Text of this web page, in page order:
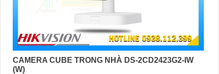
CAMERA CUBE TRONG NHÀ DS-2CD2423G2-IW
(W)